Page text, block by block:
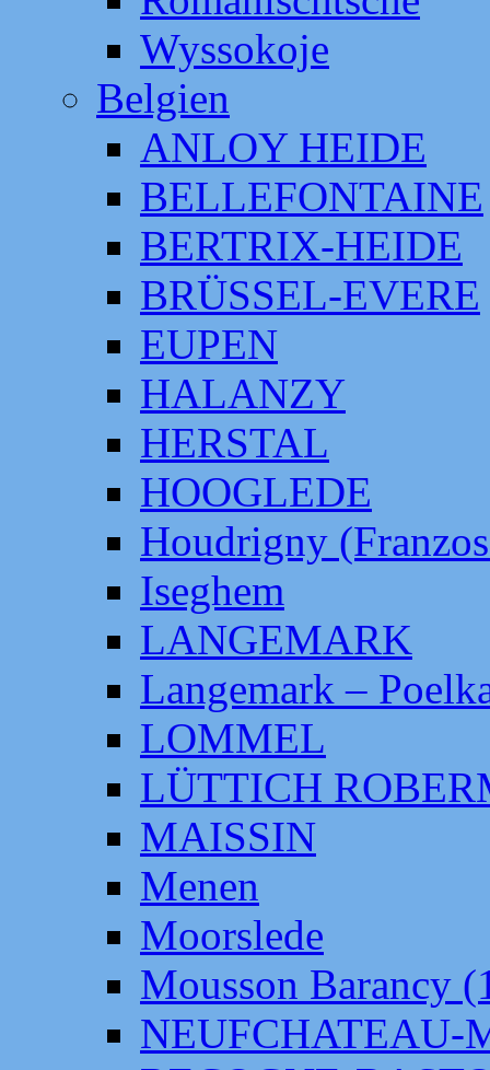
Wyssokoje
Belgien
ANLOY HEIDE
BELLEFONTAINE
BERTRIX-HEIDE
BRÜSSEL-EVERE
EUPEN
HALANZY
HERSTAL
HOOGLEDE
Houdrigny
Iseghem
LANGEMARK
Langemark –
LOMMEL
LÜTTICH
MAISSIN
Menen
Moorslede
Mousson Barancy
NEUFCHATEAU-